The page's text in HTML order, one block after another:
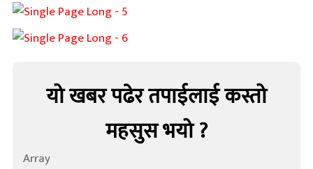
यो खबर पढेर तपाईलाई कस्तो
महसुस भयो ?
Array